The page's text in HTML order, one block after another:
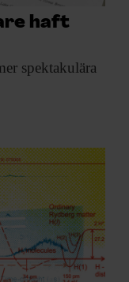
haft
spektakulära